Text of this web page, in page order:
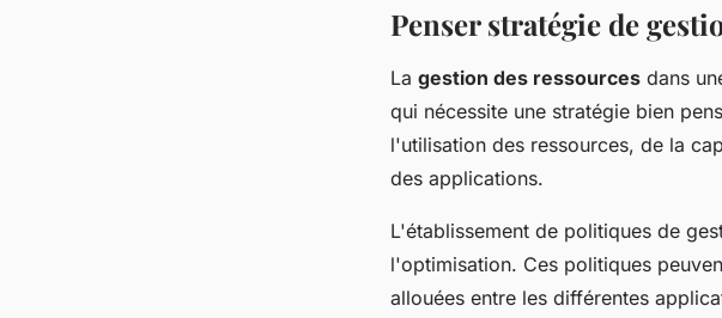
Penser stratégie de
La gestion des ressources dans
qui nécessite une stratégie bien
l'utilisation des ressources, de la
des applications.
L'établissement de politiques de
l'optimisation. Ces politiques
allouées entre les différentes